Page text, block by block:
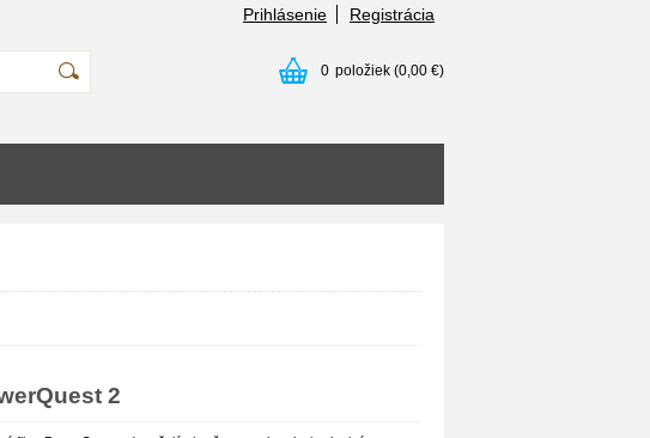
Prihlásenie Registrácia
0 položiek (0,00 €)
2